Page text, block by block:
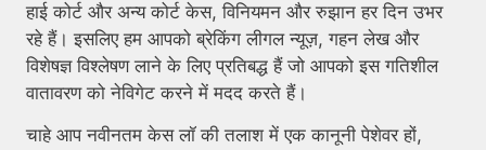
हाई कोर्ट और अन्य कोर्ट केस, विनियमन और रुझान हर दिन उभर
रहे हैं। इसलिए हम आपको ब्रेकिंग लीगल न्यूज़, गहन लेख और
विशेषज्ञ विश्लेषण लाने के लिए प्रतिबद्ध हैं जो आपको इस गतिशील
वातावरण को नेविगेट करने में मदद करते हैं।
चाहे आप नवीनतम केस लॉ की तलाश में एक कानूनी पेशेवर हों,